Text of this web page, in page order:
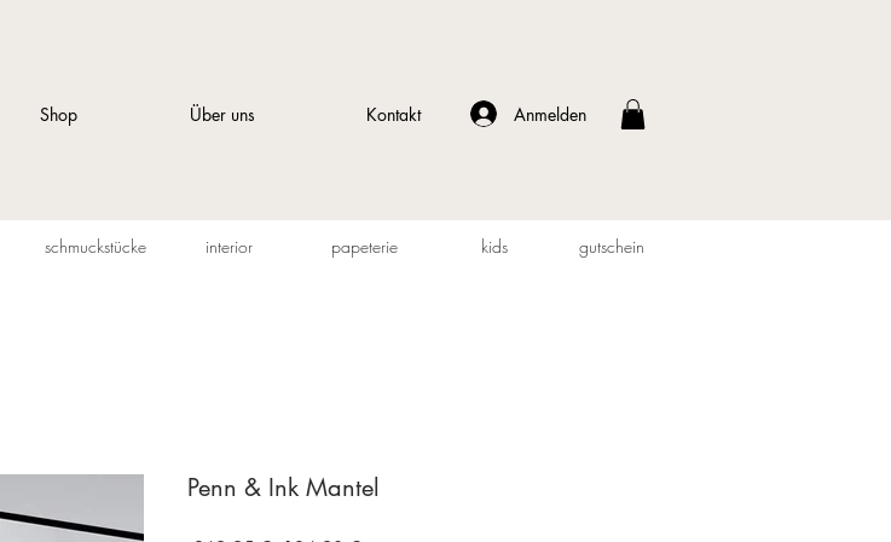
Shop Über uns Kontakt Anmelden
schmuckstücke interior papeterie kids gutschein
Penn & Ink Mantel